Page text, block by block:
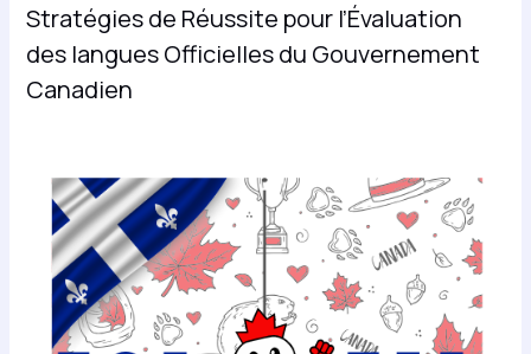
Stratégies de Réussite pour l’Évaluation
des langues Officielles du Gouvernement
Canadien